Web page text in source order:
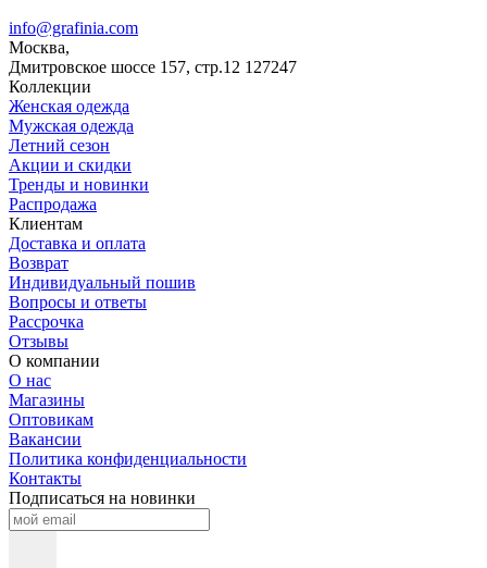
info@grafinia.com
Москва,
Дмитровское шоссе 157, стр.12 127247
Коллекции
Женская одежда
Мужская одежда
Летний сезон
Акции и скидки
Тренды и новинки
Распродажа
Клиентам
Доставка и оплата
Возврат
Индивидуальный пошив
Вопросы и ответы
Рассрочка
Отзывы
О компании
О нас
Магазины
Оптовикам
Вакансии
Политика конфиденциальности
Контакты
Подписаться на новинки